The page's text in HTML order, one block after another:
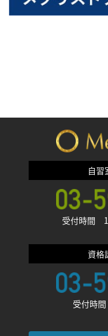
自習
受付時間
資格
受付時